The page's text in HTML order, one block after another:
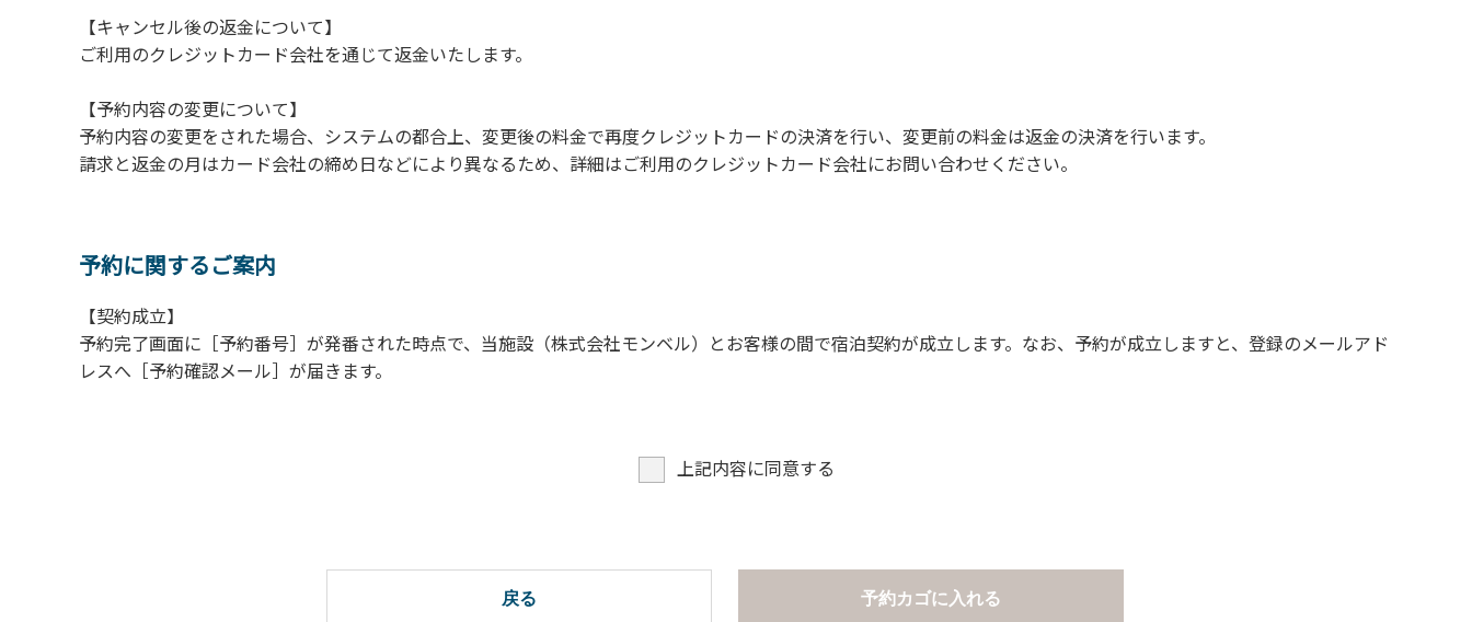
６．申込みされたサイト以外のサイトの利用や共用部（シャワー棟、水道など）の占有行為。
７．許可無く広告物の配布や掲示または物品の販売等を行なうこと 。
８．その他 周りに迷惑となるような行為（夜間の大声での談笑等）や他人に嫌悪感を与えるような行為。
【常設テント利用に際しての注意事項ならびに禁止事項】
１．全室禁煙です。
２．動物（ペット類）の同伴はご遠慮願います。
【キャンセル後の返金について】
ご利用のクレジットカード会社を通じて返金いたします。
【予約内容の変更について】
予約内容の変更をされた場合、システムの都合上、変更後の料金で再度クレジットカードの決済を行い、変更前の料金は返金の決済を行います。
請求と返金の月はカード会社の締め日などにより異なるため、詳細はご利用のクレジットカード会社にお問い合わせください。
予約に関するご案内
【契約成立】
予約完了画面に［予約番号］が発番された時点で、当施設（株式会社モンベル）とお客様の間で宿泊契約が成立します。なお、予約が成立しますと、登録のメールアド
レスへ［予約確認メール］が届きます。
上記内容に同意する
戻る 予約カゴに入れる